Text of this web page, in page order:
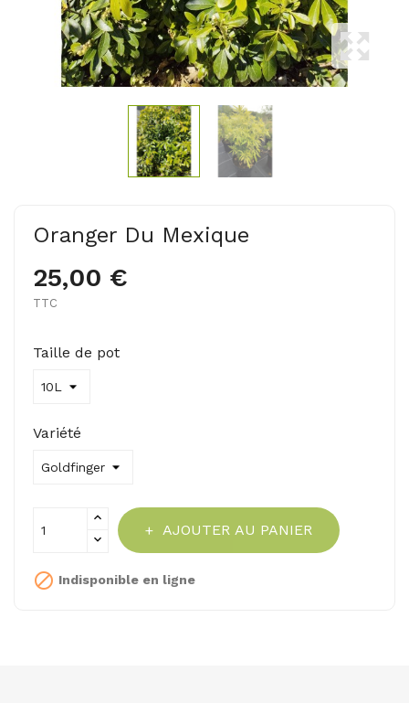
Oranger Du Mexique
25,00 €
TTC
Taille de pot
Variété
AJOUTER AU PANIER
 Indisponible en ligne